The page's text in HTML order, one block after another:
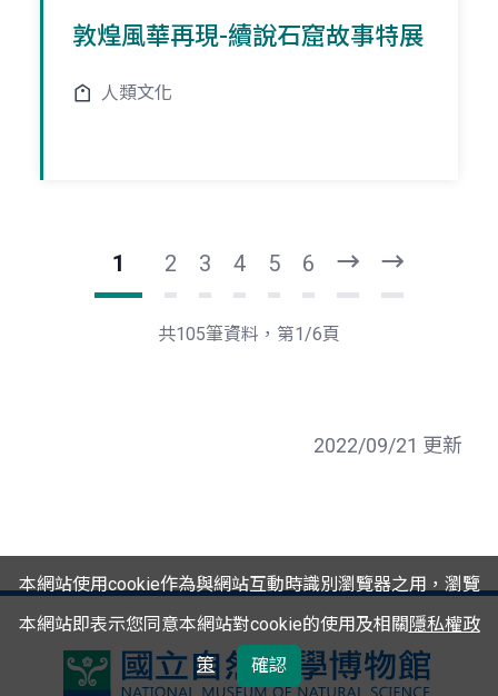
敦煌風華再現-續說石窟故事特展
人類文化
1 2 3 4 5 6
一
頁
後
共105筆資料，第1/6頁
2022/09/21 更新
國
本網站使用cookie作為與網站互動時識別瀏覽器之用，瀏覽
本網站即表示您同意本網站對cookie的使用及相關隱私權政
策
確認